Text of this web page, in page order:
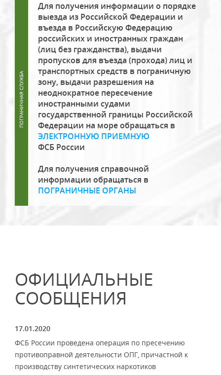
Для получения информации о порядке
выезда из Российской Федерации и
въезда в Российскую Федерацию
российских и иностранных граждан
(лиц без гражданства), выдачи
пропусков для въезда (прохода) лиц и
транспортных средств в пограничную
зону, выдачи разрешения на
неоднократное пересечение
иностранными судами
государственной границы Российской
Федерации на море обращаться в
ЭЛЕКТРОННУЮ ПРИЕМНУЮ
ФСБ России
Для получения справочной
информации обращаться в
ПОГРАНИЧНЫЕ ОРГАНЫ
ОФИЦИАЛЬНЫЕ
СООБЩЕНИЯ
17.01.2020
ФСБ России проведена операция по пресечению
противоправной деятельности ОПГ, причастной к
производству синтетических наркотиков